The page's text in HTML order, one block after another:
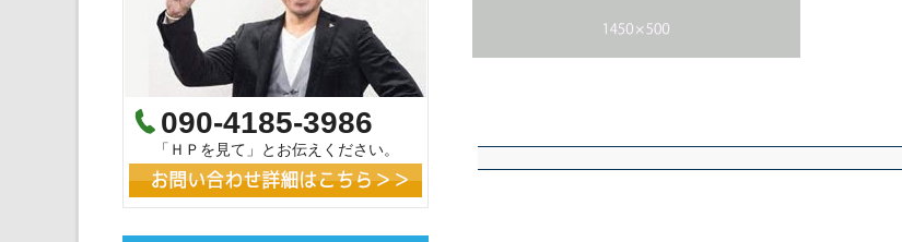
090-4185-3986
「ＨＰを見て」とお伝えください。